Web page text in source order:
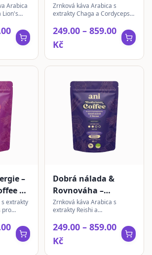
Arabica
Lion's
zrnková 200 g
Zrnková káva Arabica s
extrakty Chaga a Cordyceps
aktivní den.
249.00 – 859.00
Kč
–
|
extrakty
pro
Dobrá nálada &
Rovnováha –
Mushroom Coffee |
zrnková 200g
Zrnková káva Arabica s
extrakty Reishi a
pohody a vnitřní rovnováhy.
Jemný kofeinový zážitek s
bohatou chutí.
249.00 – 859.00
Kč